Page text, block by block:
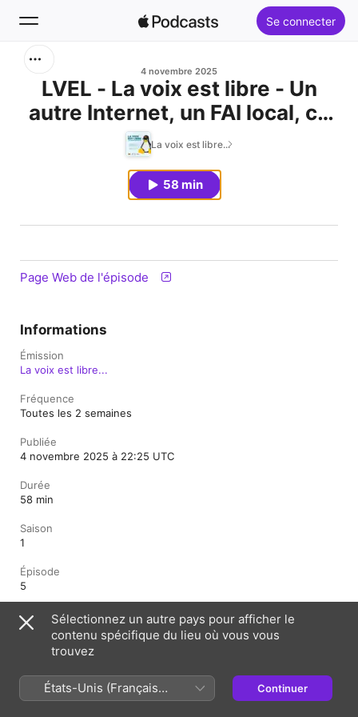
Se connecter
Accueil
4 novembre 2025
LVEL - La voix est libre - Un
autre Internet, un FAI local, ca
vous tente ?
La voix est libre...
58 min
Page Web de l'épisode
Informations
Émission
La voix est libre...
Fréquence
Toutes les 2 semaines
Publiée
4 novembre 2025 à 22:25 UTC
Durée
58 min
Saison
1
Épisode
5
Classification
Tous publics
France (Français) English (UK)
Sélectionnez un autre pays pour afficher le
contenu spécifique du lieu où vous vous
trouvez
États-Unis (Français
France)
Continuer